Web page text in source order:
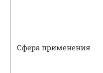
Сфера применения